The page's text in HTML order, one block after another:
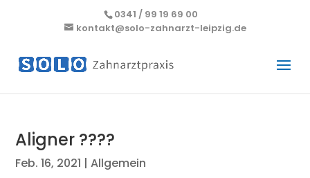
0341 / 99 19 69 00
kontakt@solo-zahnarzt-leipzig.de
Aligner ????
Feb. 16, 2021 |Allgemein